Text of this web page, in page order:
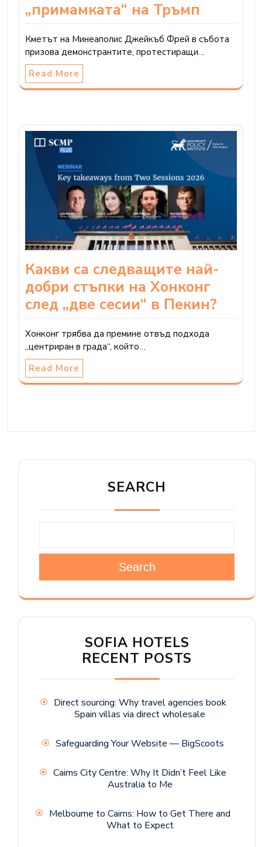
„примамката“ на Тръмп
Кметът на Минеаполис Джейкъб Фрей в събота
призова демонстрантите, протестиращи…
Read More
Какви са следващите най-
добри стъпки на Хонконг
след „две сесии“ в Пекин?
Хонконг трябва да премине отвъд подхода
„центриран в града“, който…
Read More
SEARCH
Search
SOFIA HOTELS
RECENT POSTS
Direct sourcing: Why travel agencies book
Spain villas via direct wholesale
Safeguarding Your Website — BigScoots
Cairns City Centre: Why It Didn’t Feel Like
Australia to Me
Melbourne to Cairns: How to Get There and
What to Expect